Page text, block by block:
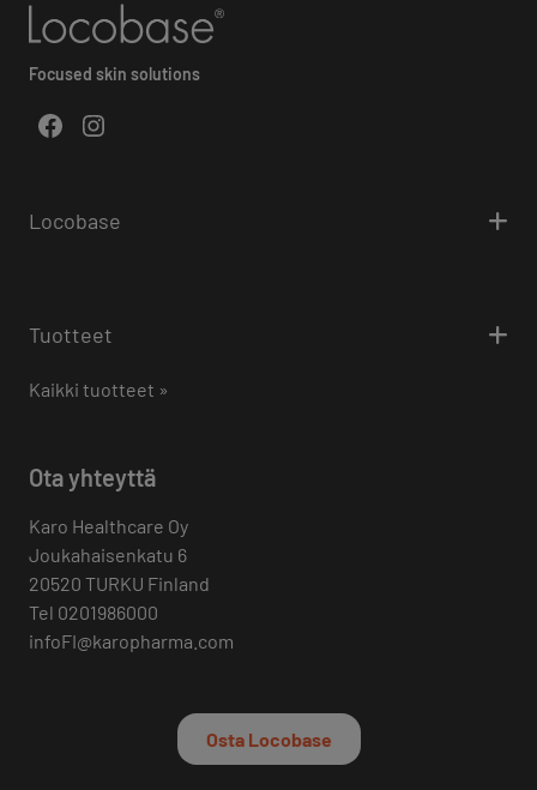
Focused skin solutions
Facebook
Instagram
Locobase
Tuotteet
Kaikki tuotteet »
Ota yhteyttä
Karo Healthcare Oy
Joukahaisenkatu 6
20520 TURKU Finland
Tel 0201986000
infoFI@karopharma.com
Osta Locobase